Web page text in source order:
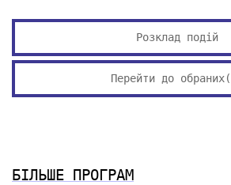
БІЛЬШЕ ПРОГРАМ
Розклад подій
Перейти до обраних(